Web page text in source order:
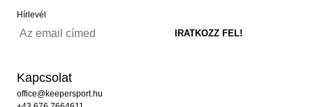
Hírlevél
Kapcsolat
office@keepersport.hu